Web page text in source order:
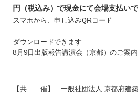
円（税込み）で現金にて会場支払い
スマホから、申し込みQRコード
ダウンロードできます
8月9日出版報告講演会（京都）のご案内
【共 催】 一般社団法人 京都府建築